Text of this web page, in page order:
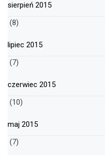
sierpień 2015
(8)
lipiec 2015
(7)
czerwiec 2015
(10)
maj 2015
(7)